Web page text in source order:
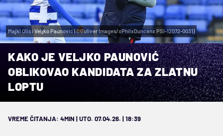
Majkl Olis i Veljko Paunović (©Guliver Images/xPhilxDuncanx PSI-12072-0031)
KAKO JE VELJKO PAUNOVIĆ
OBLIKOVAO KANDIDATA ZA ZLATNU
LOPTU
VREME ČITANJA: 4MIN | UTO. 07.04.26. | 18:39